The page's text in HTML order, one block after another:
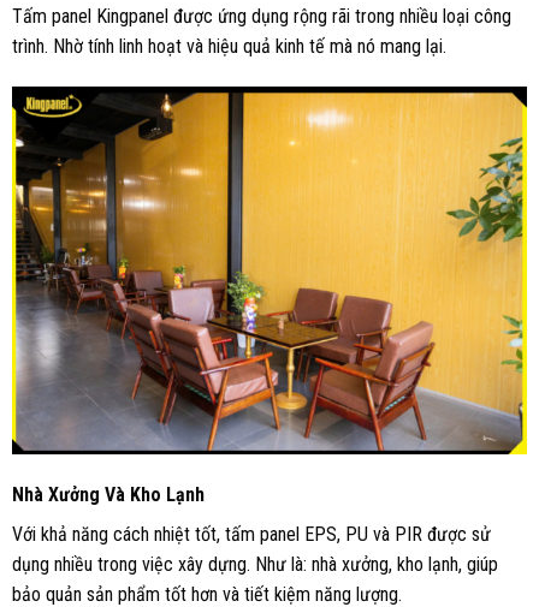
Tấm panel Kingpanel được ứng dụng rộng rãi trong nhiều loại công
trình. Nhờ tính linh hoạt và hiệu quả kinh tế mà nó mang lại.
Nhà Xưởng Và Kho Lạnh
Với khả năng cách nhiệt tốt, tấm panel EPS, PU và PIR được sử
dụng nhiều trong việc xây dựng. Như là: nhà xưởng, kho lạnh, giúp
bảo quản sản phẩm tốt hơn và tiết kiệm năng lượng.